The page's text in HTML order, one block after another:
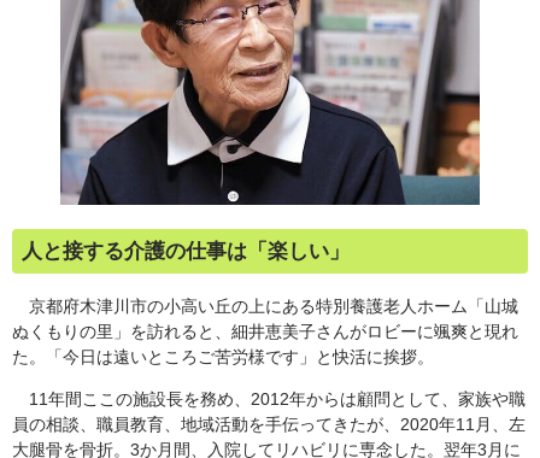
人と接する介護の仕事は「楽しい」
京都府木津川市の小高い丘の上にある特別養護老人ホーム「山城
ぬくもりの里」を訪れると、細井恵美子さんがロビーに颯爽と現れ
た。「今日は遠いところご苦労様です」と快活に挨拶。
11年間ここの施設長を務め、2012年からは顧問として、家族や職
員の相談、職員教育、地域活動を手伝ってきたが、2020年11月、左
大腿骨を骨折。3か月間、入院してリハビリに専念した。翌年3月に